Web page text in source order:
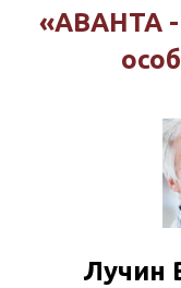
«АВАНТА -
Лучин